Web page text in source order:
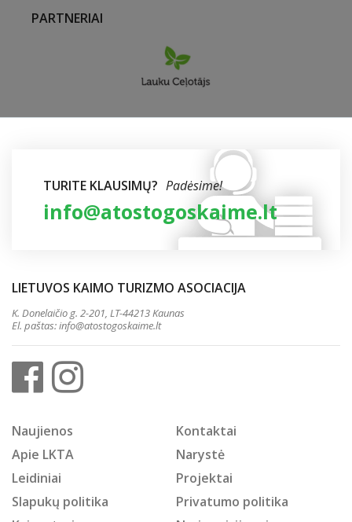
PARTNERIAI
TURITE KLAUSIMŲ? Padėsime!
info@atostogoskaime.lt
LIETUVOS KAIMO TURIZMO ASOCIACIJA
K. Donelaičio g. 2-201, LT-44213 Kaunas
El. paštas:info@atostogoskaime.lt
Naujienos
Kontaktai
Apie LKTA
Narystė
Leidiniai
Projektai
Slapukų politika
Privatumo politika